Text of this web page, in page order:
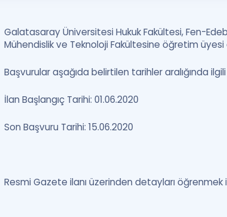
Galatasaray Üniversitesi Hukuk Fakültesi, Fen-
Mühendislik ve Teknoloji Fakültesine öğretim üyesi
Başvurular aşağıda belirtilen tarihler aralığında
İlan Başlangıç Tarihi: 01.06.2020
Son Başvuru Tarihi: 15.06.2020
Resmi Gazete ilanı üzerinden detayları öğrenmek